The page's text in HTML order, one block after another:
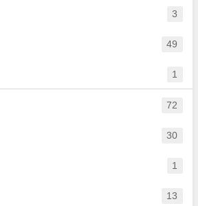
3
49
1
72
30
1
13